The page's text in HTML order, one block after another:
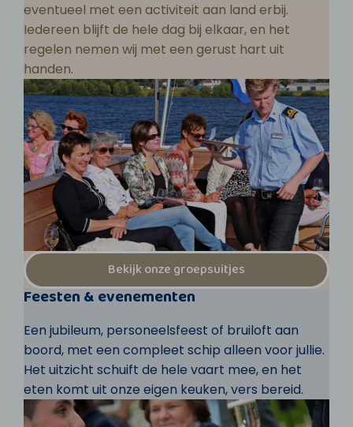
eventueel met een activiteit aan land erbij.
Iedereen blijft de hele dag bij elkaar, en het
regelen nemen wij met een gerust hart uit
handen.
Bekijk onze groepsuitjes
Feesten & evenementen
Een jubileum, personeelsfeest of bruiloft aan
boord, met een compleet schip alleen voor jullie.
Het uitzicht schuift de hele vaart mee, en het
eten komt uit onze eigen keuken, vers bereid.